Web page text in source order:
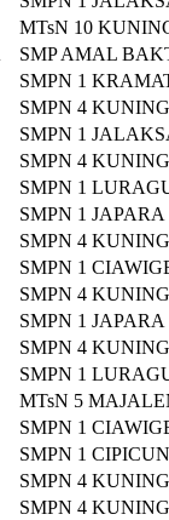
MTsN 10
SMP AMAL
SMPN 1
SMPN 4
SMPN 1
SMPN 4
SMPN 1
SMPN 1 JAPARA
SMPN 4
SMPN 1
SMPN 4
SMPN 1 JAPARA
SMPN 4
SMPN 1
MTsN 5
SMPN 1
SMPN 1
SMPN 4
SMPN 4